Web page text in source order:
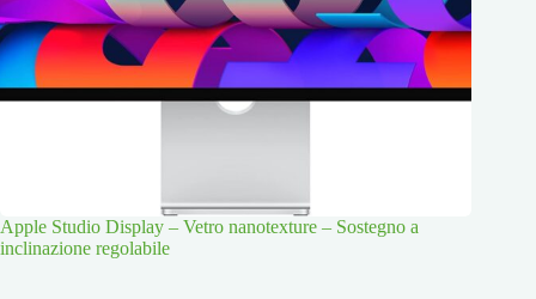
Apple Studio Display – Vetro nanotexture – Sostegno a
inclinazione regolabile